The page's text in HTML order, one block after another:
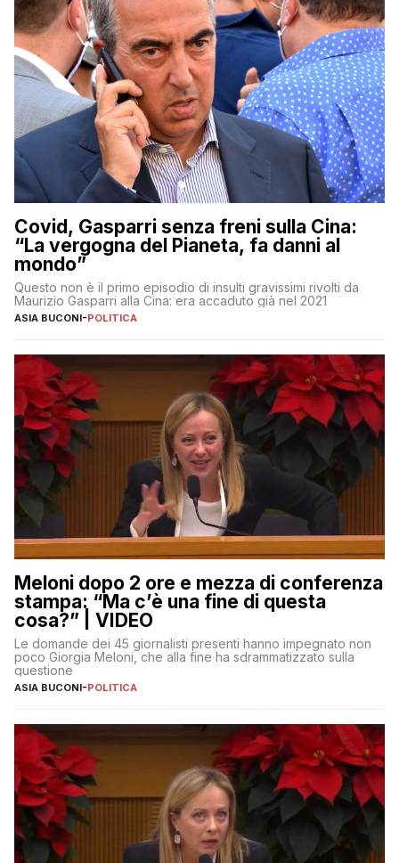
Covid, Gasparri senza freni sulla Cina:
“La vergogna del Pianeta, fa danni al
mondo”
Questo non è il primo episodio di insulti gravissimi rivolti da
Maurizio Gasparri alla Cina: era accaduto già nel 2021
ASIA BUCONI-POLITICA
Meloni dopo 2 ore e mezza di conferenza
stampa: “Ma c’è una fine di questa
cosa?” | VIDEO
Le domande dei 45 giornalisti presenti hanno impegnato non
poco Giorgia Meloni, che alla fine ha sdrammatizzato sulla
questione
ASIA BUCONI-POLITICA